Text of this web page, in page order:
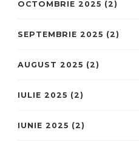
OCTOMBRIE 2025 (2)
SEPTEMBRIE 2025 (2)
AUGUST 2025 (2)
IULIE 2025 (2)
IUNIE 2025 (2)